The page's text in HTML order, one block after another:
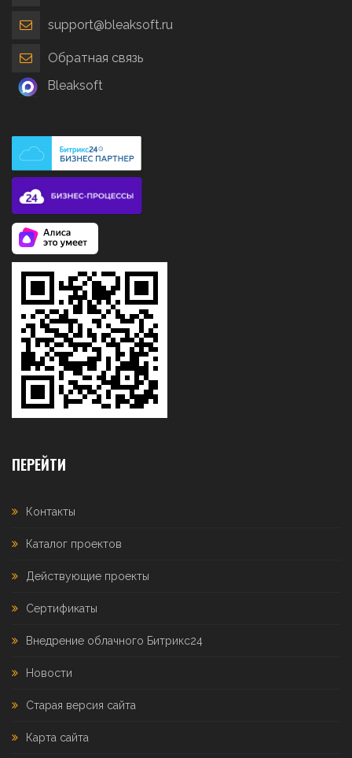
support@bleaksoft.ru
Обратная связь
Bleaksoft
ПЕРЕЙТИ
Контакты
Каталог проектов
Действующие проекты
Сертификаты
Внедрение облачного Битрикс24
Новости
Старая версия сайта
Карта сайта